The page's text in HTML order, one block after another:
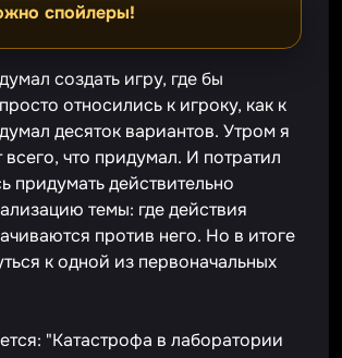
спойлеры!
создать игру, где бы
относились к игроку, как к
десяток вариантов. Утром я
всего, что придумал. И потратил
придумать действительно
темы: где действия
против него. Но в итоге
к одной из первоначальных
"Катастрофа в лаборатории